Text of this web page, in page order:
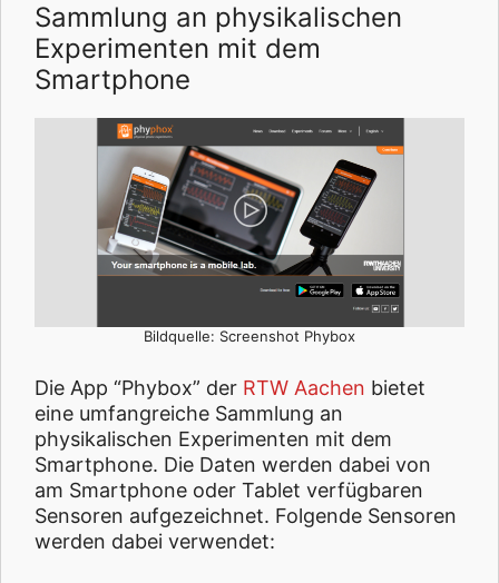
Sammlung an physikalischen
Experimenten mit dem
Smartphone
Bildquelle: Screenshot Phybox
Die App “Phybox” der RTW Aachen bietet
eine umfangreiche Sammlung an
physikalischen Experimenten mit dem
Smartphone. Die Daten werden dabei von
am Smartphone oder Tablet verfügbaren
Sensoren aufgezeichnet. Folgende Sensoren
werden dabei verwendet: